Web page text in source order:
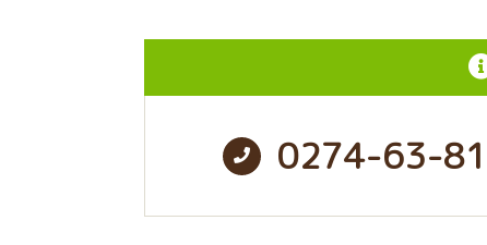
0274-63-